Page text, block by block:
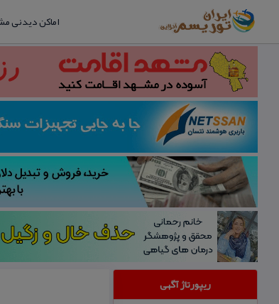
اماکن دیدنی
ریپورتاژ آگهی